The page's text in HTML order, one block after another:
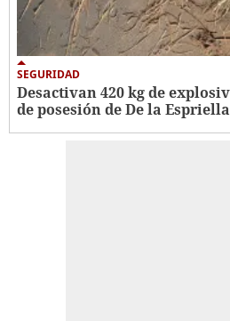
SEGURIDAD
Desactivan 420 kg de
de posesión de De la